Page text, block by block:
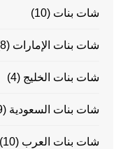
شات بنات (10)
شات بنات الإمارات (8)
شات بنات الخليج (4)
شات بنات السعودية (9)
شات بنات العرب (10)